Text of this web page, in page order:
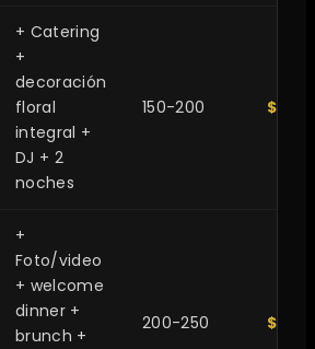
+ Catering
+
decoración
floral
integral +
DJ + 2
noches
150-200
+
Foto/video
+ welcome
dinner +
brunch +
200-250